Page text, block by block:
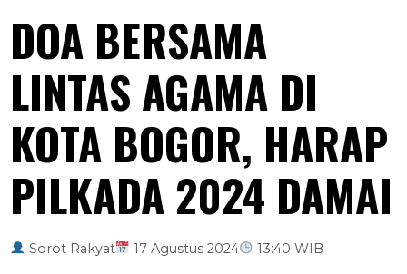
DOA BERSAMA
LINTAS AGAMA DI
KOTA BOGOR, HARAP
PILKADA 2024 DAMAI
Sorot Rakyat 17 Agustus 2024 13:40 WIB